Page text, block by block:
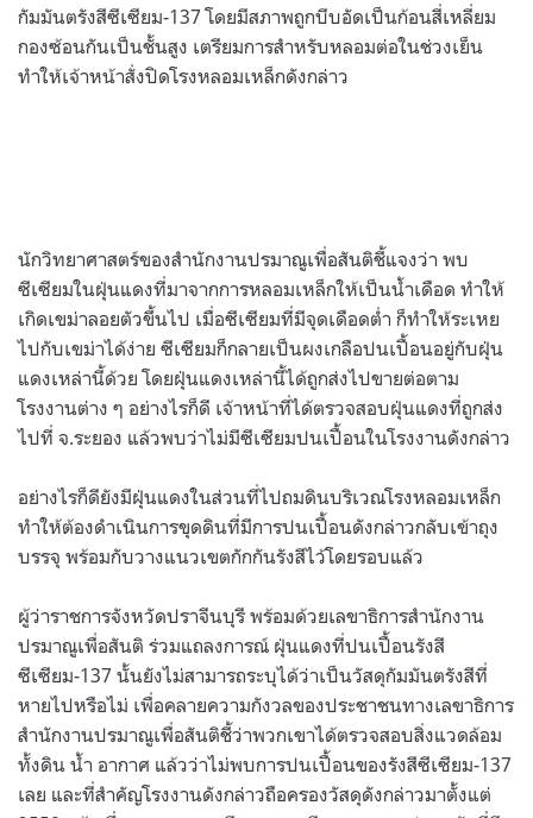
กัมมันตรังสีซีเซียม-137 โดยมีสภาพถูกบีบอัดเป็นก้อนสี่เหลี่ยม
กองซ้อนกันเป็นชั้นสูง เตรียมการสำหรับหลอมต่อในช่วงเย็น
ทำให้เจ้าหน้าสั่งปิดโรงหลอมเหล็กดังกล่าว
นักวิทยาศาสตร์ของสำนักงานปรมาณูเพื่อสันติชี้แจงว่า พบ
ซีเซียมในฝุ่นแดงที่มาจากการหลอมเหล็กให้เป็นน้ำเดือด ทำให้
เกิดเขม่าลอยตัวขึ้นไป เมื่อซีเซียมที่มีจุดเดือดต่ำ ก็ทำให้ระเหย
ไปกับเขม่าได้ง่าย ซีเซียมก็กลายเป็นผงเกลือปนเปื้อนอยู่กับฝุ่น
แดงเหล่านี้ด้วย โดยฝุ่นแดงเหล่านี้ได้ถูกส่งไปขายต่อตาม
โรงงานต่าง ๆ อย่างไรก็ดี เจ้าหน้าที่ได้ตรวจสอบฝุ่นแดงที่ถูกส่ง
ไปที่ จ.ระยอง แล้วพบว่าไม่มีซีเซียมปนเปื้อนในโรงงานดังกล่าว
อย่างไรก็ดียังมีฝุ่นแดงในส่วนที่ไปถมดินบริเวณโรงหลอมเหล็ก
ทำให้ต้องดำเนินการขุดดินที่มีการปนเปื้อนดังกล่าวกลับเข้าถุง
บรรจุ พร้อมกับวางแนวเขตกักกันรังสีไว้โดยรอบแล้ว
ผู้ว่าราชการจังหวัดปราจีนบุรี พร้อมด้วยเลขาธิการสํานักงาน
ปรมาณูเพื่อสันติ ร่วมแถลงการณ์ ฝุ่นแดงที่ปนเปื้อนรังสี
ซีเซียม-137 นั้นยังไม่สามารถระบุได้ว่าเป็นวัสดุกัมมันตรังสีที่
หายไปหรือไม่ เพื่อคลายความกังวลของประชาชนทางเลขาธิการ
สำนักงานปรมาณูเพื่อสันติชี้ว่าพวกเขาได้ตรวจสอบสิ่งแวดล้อม
ทั้งดิน น้ำ อากาศ แล้วว่าไม่พบการปนเปื้อนของรังสีซีเซียม-137
เลย และที่สำคัญโรงงานดังกล่าวถือครองวัสดุดังกล่าวมาตั้งแต่